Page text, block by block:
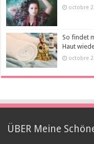
octobre
So findet
Haut
octobre
ÜBER Meine